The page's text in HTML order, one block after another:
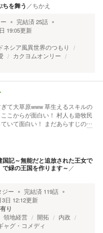
を舞う ／ちかえ
完結済25話
19:05更新
ネシア風異世界のつもり
カクヨムオンリー
て大草原www 草生えるスキルの
こからが面白い！ 村人も遊牧民
いて面白い！ まだあらすじの…
国記～無能だと追放された王女で
緑の王国を作ります～ ／
ジー 完結済 119話
3日 12:12更新
り
領地経営 開拓
内政
ャグ・コメディ